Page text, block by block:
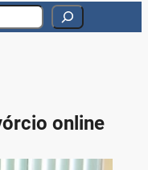
online